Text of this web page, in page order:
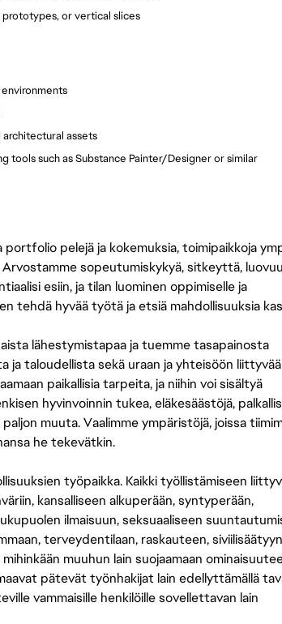
or vertical slices
assets
tools such as Substance Painter/Designer or similar
pelejä ja kokemuksia, toimipaikkoja
Arvostamme sopeutumiskykyä, sitkeyttä,
esiin, ja tilan luominen oppimiselle ja
tehdä hyvää työtä ja etsiä mahdollisuuksia
lähestymistapaa ja tuemme tasapainosta
ja taloudellista sekä uraan ja yhteisöön liittyvää
paikallisia tarpeita, ja niihin voi sisältyä
hyvinvoinnin tukea, eläkesäästöjä,
muuta. Vaalimme ympäristöjä, joissa
he tekevätkin.
työpaikka. Kaikki työllistämiseen
kansalliseen alkuperään, syntyperään,
ilmaisuun, seksuaaliseen
terveydentilaan, raskauteen,
muuhun lain suojaamaan
pätevät työnhakijat lain edellyttämällä
vammaisille henkilöille sovellettavan lain